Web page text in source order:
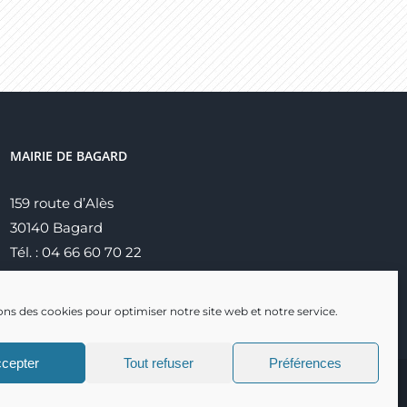
des cookies pour optimiser notre site web et notre service.
Tout refuser Préférences
MAIRIE DE BAGARD
159 route d’Alès
30140 Bagard
Tél. : 04 66 60 70 22